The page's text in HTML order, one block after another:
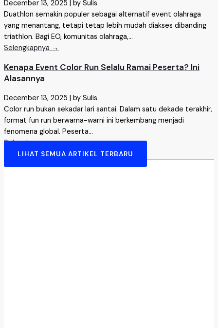
December 13, 2025
by Sulis
Duathlon semakin populer sebagai alternatif event olahraga
yang menantang, tetapi tetap lebih mudah diakses dibanding
triathlon. Bagi EO, komunitas olahraga,...
Selengkapnya →
Kenapa Event Color Run Selalu Ramai Peserta? Ini
Alasannya
December 13, 2025 | by Sulis
Color run bukan sekadar lari santai. Dalam satu dekade terakhir,
format fun run berwarna-warni ini berkembang menjadi
fenomena global. Peserta...
Selengkapnya →
LIHAT SEMUA ARTIKEL TERBARU